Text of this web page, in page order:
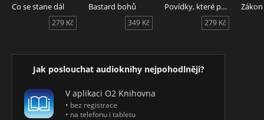
Co se stane dál
279 Kč
Bastard bohů
349 Kč
Povídky, které pomáhají
279 Kč
Jak poslouchat audioknihy nejpohodlněji?
V aplikaci O2 Knihovna
• bez registrace
• na telefonu i tabletu